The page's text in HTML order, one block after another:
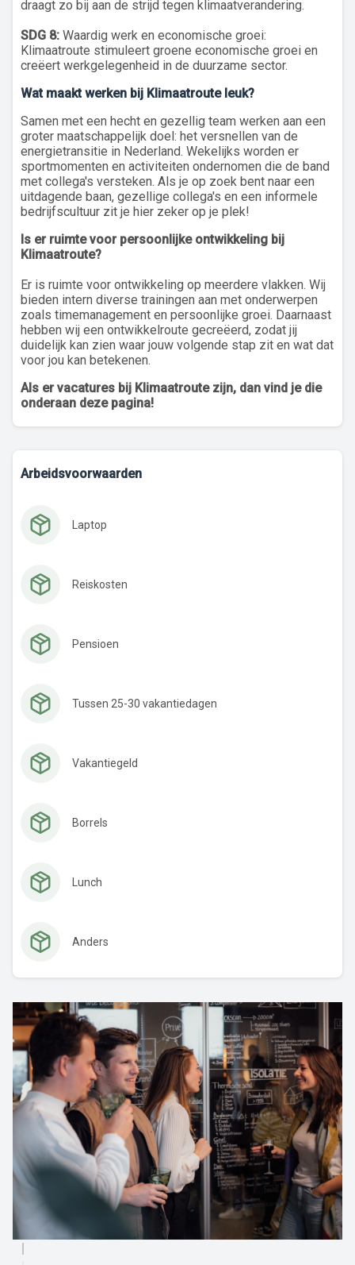
draagt zo bij aan de strijd tegen klimaatverandering.
SDG 8: Waardig werk en economische groei:
Klimaatroute stimuleert groene economische groei en
creëert werkgelegenheid in de duurzame sector.
Wat maakt werken bij Klimaatroute leuk?
Samen met een hecht en gezellig team werken aan een
groter maatschappelijk doel: het versnellen van de
energietransitie in Nederland. Wekelijks worden er
sportmomenten en activiteiten ondernomen die de band
met collega's versteken. Als je op zoek bent naar een
uitdagende baan, gezellige collega's en een informele
bedrijfscultuur zit je hier zeker op je plek!
Is er ruimte voor persoonlijke ontwikkeling bij
Klimaatroute?
Er is ruimte voor ontwikkeling op meerdere vlakken. Wij
bieden intern diverse trainingen aan met onderwerpen
zoals timemanagement en persoonlijke groei. Daarnaast
hebben wij een ontwikkelroute gecreëerd, zodat jij
duidelijk kan zien waar jouw volgende stap zit en wat dat
voor jou kan betekenen.
Als er vacatures bij Klimaatroute zijn, dan vind je die
onderaan deze pagina!
Arbeidsvoorwaarden
Laptop
Reiskosten
Pensioen
Tussen 25-30 vakantiedagen
Vakantiegeld
Borrels
Lunch
Anders